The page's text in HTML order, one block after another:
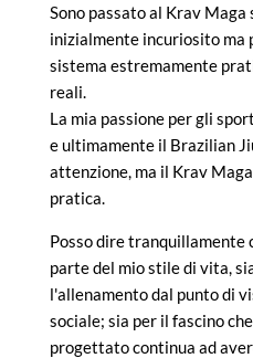
Sono passato al Krav Maga
inizialmente incuriosito ma
sistema estremamente
reali.
La mia passione per gli
e ultimamente il Brazilian
attenzione, ma il Krav
pratica.
Posso dire tranquillamente
parte del mio stile di vita,
l'allenamento dal punto di
sociale; sia per il fascino
progettato continua ad